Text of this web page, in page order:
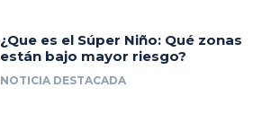
¿Que es el Súper Niño: Qué zonas
están bajo mayor riesgo?
NOTICIA DESTACADA